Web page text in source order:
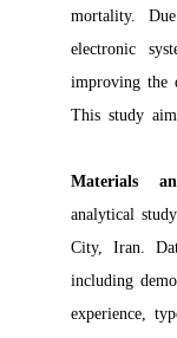
mortality.
electronic
improving
This study
Materials
analytical
City, Iran.
including
experience,